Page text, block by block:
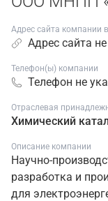
Адрес сайта компании
Адрес сайта
Телефон(ы) компании
Телефон не
Отраслевая
Химический
Описание компании
Научно-
разработка и
для